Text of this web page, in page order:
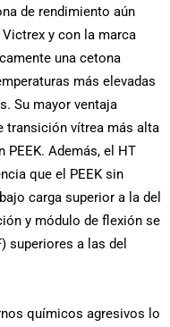
de rendimiento aún
y con la marca
una cetona
más elevadas
Su mayor ventaja
transición vítrea más alta
Además, el HT
que el PEEK sin
carga superior a la del
y módulo de flexión se
superiores a las del
químicos agresivos lo